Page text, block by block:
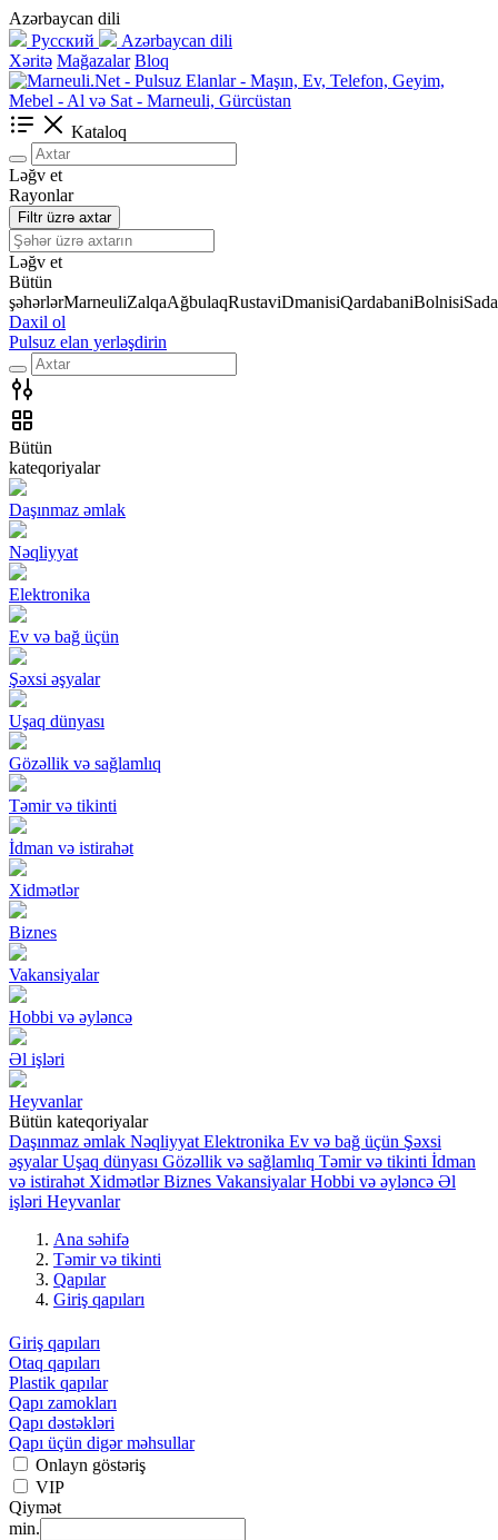
Azərbaycan dili
Русский
Azərbaycan dili
Xəritə Mağazalar Bloq
Kataloq
Ləğv et
Rayonlar
Filtr üzrə axtar
Ləğv et
Bütün
şəhərlərMarneuliZalqaAğbulaqRustaviDmanisiQardabaniBolnisi
Daxil ol
Pulsuz elan yerləşdirin
Bütün
kateqoriyalar
Daşınmaz əmlak
Nəqliyyat
Elektronika
Ev və bağ üçün
Şəxsi əşyalar
Uşaq dünyası
Gözəllik və sağlamlıq
Təmir və tikinti
İdman və istirahət
Xidmətlər
Biznes
Vakansiyalar
Hobbi və əyləncə
Əl işləri
Heyvanlar
Bütün kateqoriyalar
Daşınmaz əmlak Nəqliyyat Elektronika Ev və bağ üçün Şəxsi
əşyalar Uşaq dünyası Gözəllik və sağlamlıq Təmir və tikinti İdman
və istirahət Xidmətlər Biznes Vakansiyalar Hobbi və əyləncə Əl
işləri Heyvanlar
Ana səhifə
Təmir və tikinti
Qapılar
Giriş qapıları
Giriş qapıları
Otaq qapıları
Plastik qapılar
Qapı zamokları
Qapı dəstəkləri
Qapı üçün digər məhsullar
Onlayn göstəriş
VIP
Qiymət
min.